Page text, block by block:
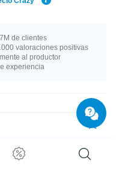
de clientes
valoraciones positivas
al productor
experiencia